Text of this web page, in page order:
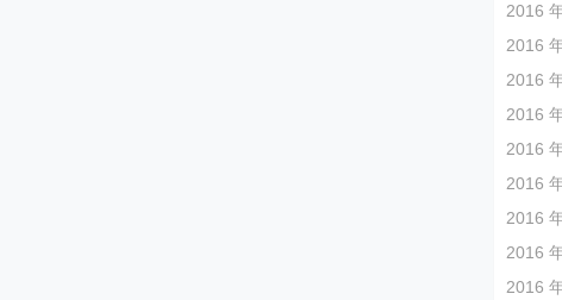
2016
2016
2016
2016
2016
2016
2016
2016
2016